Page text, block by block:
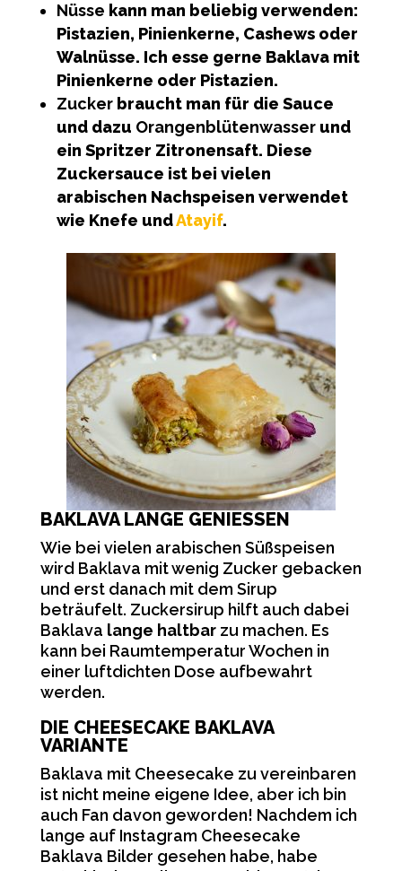
Nüsse kann man beliebig verwenden:
Pistazien, Pinienkerne, Cashews oder
Walnüsse. Ich esse gerne Baklava mit
Pinienkerne oder Pistazien.
Zuckerbraucht man für die Sauce
und dazu Orangenblütenwasserund
ein Spritzer Zitronensaft. Diese
Zuckersauce ist bei vielen
arabischen Nachspeisen verwendet
wie Knefe undAtayif.
BAKLAVA LANGE GENIESSEN
Wie bei vielen arabischen Süßspeisen
wird Baklava mit wenig Zucker gebacken
und erst danach mit dem Sirup
beträufelt. Zuckersirup hilft auch dabei
Baklava lange haltbar zu machen. Es
kann bei Raumtemperatur Wochen in
einer luftdichten Dose aufbewahrt
werden.
DIE CHEESECAKE BAKLAVA
VARIANTE
Baklava mit Cheesecake zu vereinbaren
ist nicht meine eigene Idee, aber ich bin
auch Fan davon geworden! Nachdem ich
lange auf Instagram Cheesecake
Baklava Bilder gesehen habe, habe